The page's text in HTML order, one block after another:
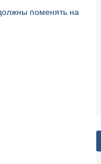
поменять на